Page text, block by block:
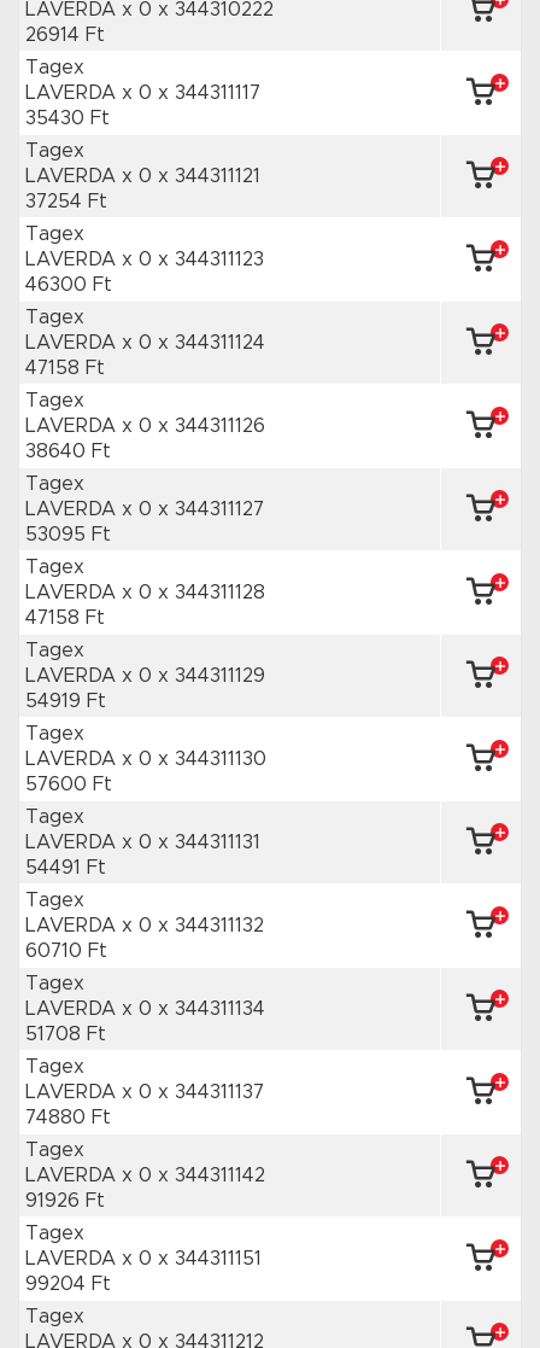
LAVERDA x 0 x 344310222
26914 Ft
Tagex
LAVERDA x 0 x 344311117
35430 Ft
Tagex
LAVERDA x 0 x 344311121
37254 Ft
Tagex
LAVERDA x 0 x 344311123
46300 Ft
Tagex
LAVERDA x 0 x 344311124
47158 Ft
Tagex
LAVERDA x 0 x 344311126
38640 Ft
Tagex
LAVERDA x 0 x 344311127
53095 Ft
Tagex
LAVERDA x 0 x 344311128
47158 Ft
Tagex
LAVERDA x 0 x 344311129
54919 Ft
Tagex
LAVERDA x 0 x 344311130
57600 Ft
Tagex
LAVERDA x 0 x 344311131
54491 Ft
Tagex
LAVERDA x 0 x 344311132
60710 Ft
Tagex
LAVERDA x 0 x 344311134
51708 Ft
Tagex
LAVERDA x 0 x 344311137
74880 Ft
Tagex
LAVERDA x 0 x 344311142
91926 Ft
Tagex
LAVERDA x 0 x 344311151
99204 Ft
Tagex
LAVERDA x 0 x 344311212